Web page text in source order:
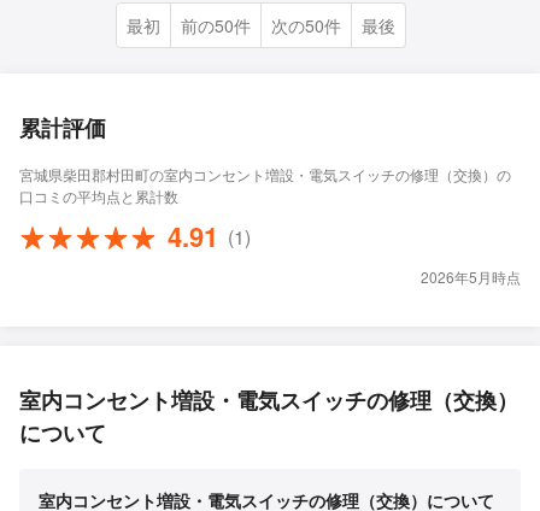
最初 前の50件 次の50件 最後
累計評価
宮城県柴田郡村田町の室内コンセント増設・電気スイッチの修理（交換）の
口コミの平均点と累計数
4.91 (1)
2026年5月時点
室内コンセント増設・電気スイッチの修理（交換）
について
室内コンセント増設・電気スイッチの修理（交換）について